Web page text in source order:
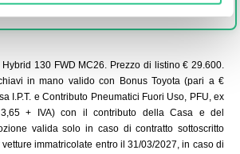
ricerca di caratteristiche specifiche
nellasezione dettagli. Puoi
il tuo consenso in qualsiasi momento
sui cookie.
tecnici strettamente necessari,
130 FWD MC26. Prezzo di listino € 29.600.
in mano valido con Bonus Toyota (pari a €
I.P.T. e Contributo Pneumatici Fuori Uso, PFU, ex
+ IVA) con il contributo della Casa e del
valida solo in caso di contratto sottoscritto
immatricolate entro il 31/03/2027, in caso di